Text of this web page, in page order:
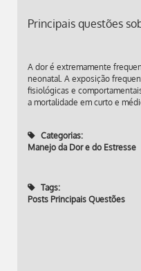
Principais questões
A dor é extremamente
neonatal. A exposição
fisiológicas e
a mortalidade em curto e
Categorias:
Manejo da Dor e do Estresse
Tags:
Posts Principais Questões